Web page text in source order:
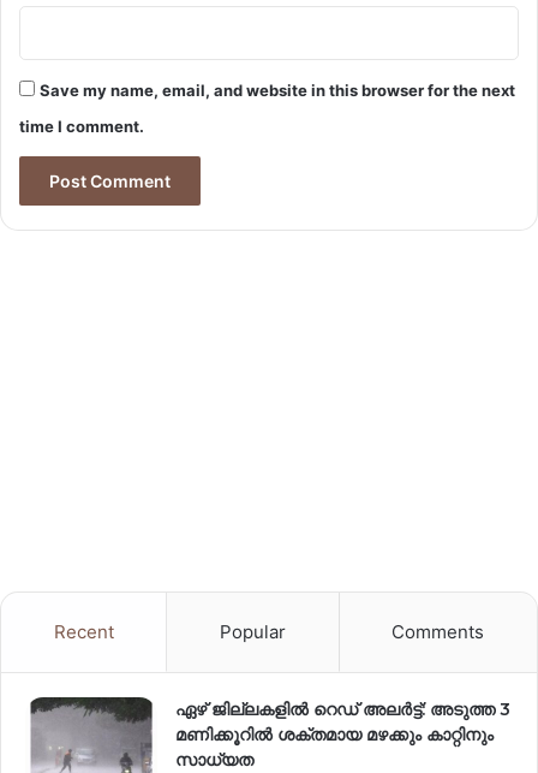
Save my name, email, and website in this browser for the next
time I comment.
Recent Popular Comments
ഏഴ് ജില്ലകളില്‍ റെഡ് അലര്‍ട്ട്: അടുത്ത 3
മണിക്കൂറിൽ ശക്തമായ മഴക്കും കാറ്റിനും
സാധ്യത